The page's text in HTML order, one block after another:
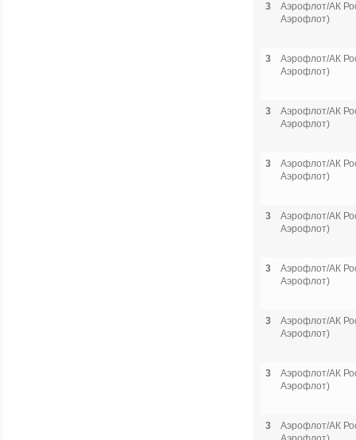
3
Аэрофлот/АК
Аэрофлот)
3
Аэрофлот/АК
Аэрофлот)
3
Аэрофлот/АК
Аэрофлот)
3
Аэрофлот/АК
Аэрофлот)
3
Аэрофлот/АК
Аэрофлот)
3
Аэрофлот/АК
Аэрофлот)
3
Аэрофлот/АК
Аэрофлот)
3
Аэрофлот/АК
Аэрофлот)
3
Аэрофлот/АК